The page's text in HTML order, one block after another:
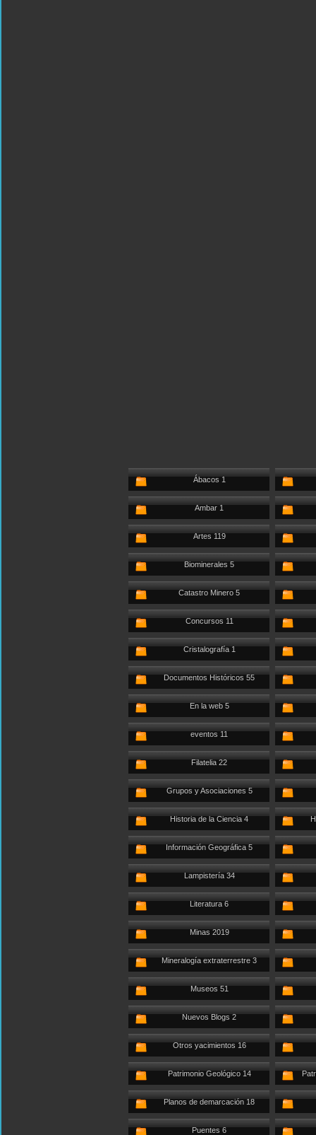
Ábacos 1
Ambar 1
Artes 119
Biominerales 5
Catastro Minero 5
Concursos 11
Cristalografía 1
Documentos Históricos 55
En la web 5
eventos 11
Filatelia 22
Grupos y Asociaciones 5
Historia de la Ciencia 4
Información Geográfica 5
Lampistería 34
Literatura 6
Minas 2019
Mineralogía extraterrestre 3
Museos 51
Nuevos Blogs 2
Otros yacimientos 16
Patrimonio Geológico 14
Planos de demarcación 18
Puentes 6